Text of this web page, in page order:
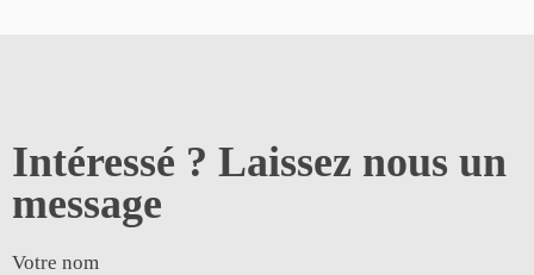
Intéressé ? Laissez nous un
message
Votre nom